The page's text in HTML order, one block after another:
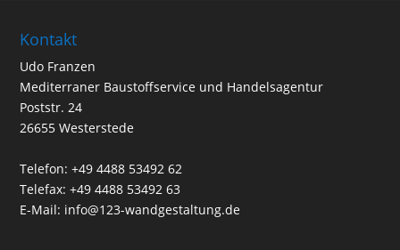
Kontakt
Udo Franzen
Mediterraner Baustoffservice und Handelsagentur
Poststr. 24
26655 Westerstede
Telefon: +49 4488 53492 62
Telefax: +49 4488 53492 63
E-Mail: info@123-wandgestaltung.de